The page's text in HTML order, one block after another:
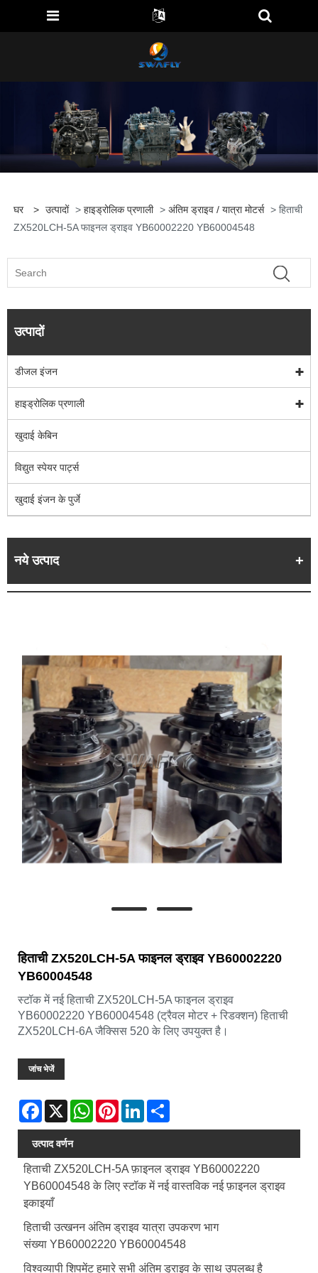
घर > उत्पादों > हाइड्रोलिक प्रणाली > अंतिम ड्राइव / यात्रा मोटर्स > हिताची
ZX520LCH-5A फाइनल ड्राइव YB60002220 YB60004548
उत्पादों
डीजल इंजन
हाइड्रोलिक प्रणाली
खुदाई केबिन
विद्युत स्पेयर पार्ट्स
खुदाई इंजन के पुर्जे
नये उत्पाद
हिताची ZX520LCH-5A फाइनल ड्राइव YB60002220
YB60004548
स्टॉक में नई हिताची ZX520LCH-5A फाइनल ड्राइव
YB60002220 YB60004548 (ट्रैवल मोटर + रिडक्शन) हिताची
ZX520LCH-6A जैक्सिस 520 के लिए उपयुक्त है।
जांच भेजें
Facebook
X WhatsAppPinterestLinkedIn
उत्पाद वर्णन
हिताची ZX520LCH-5A फ़ाइनल ड्राइव YB60002220
YB60004548 के लिए स्टॉक में नई वास्तविक नई फ़ाइनल ड्राइव
इकाइयाँ
हिताची उत्खनन अंतिम ड्राइव यात्रा उपकरण भाग
संख्या YB60002220 YB60004548
विश्वव्यापी शिपमेंट हमारे सभी अंतिम ड्राइव के साथ उपलब्ध है